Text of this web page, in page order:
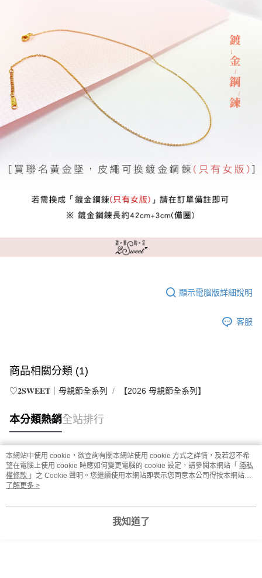
顯示電腦版詳細說明
客服
商品相關分類 (1)
♡𝟐𝐒𝐖𝐄𝐄𝐓｜母親節全系列 【2026 母親節全系列】
本分類熱銷全站排行
熱門標籤
本網站中使用 cookie，欲查詢有關本網站使用 cookie 方式之詳情，及若您不希
望在電腦上使用 cookie 時應如何變更電腦的 cookie 設定，請參閱本網站「 隱私
權條款 」之 Cookie 聲明。您繼續使用本網站即表示您同意本公司得按本網站使
用條款之 Cookie 聲明使用 cookie。
了解更多 >
我知道了